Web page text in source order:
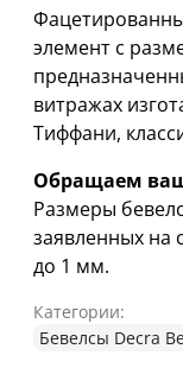
элемент с
витражах
Тиффани,
Обращаем
Размеры
заявленных на
до 1 мм.
Категории:
Бевелсы Decra